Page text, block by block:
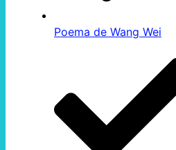
Poema de Wang Wei